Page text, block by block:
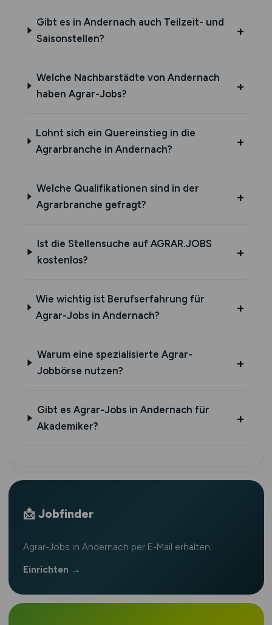
Gibt es in Andernach auch Teilzeit- und
Saisonstellen?
Welche Nachbarstädte von Andernach
haben Agrar-Jobs?
Lohnt sich ein Quereinstieg in die
Agrarbranche in Andernach?
Welche Qualifikationen sind in der
Agrarbranche gefragt?
Ist die Stellensuche auf AGRAR.JOBS
kostenlos?
Wie wichtig ist Berufserfahrung für
Agrar-Jobs in Andernach?
Warum eine spezialisierte Agrar-
Jobbörse nutzen?
Gibt es Agrar-Jobs in Andernach für
Akademiker?
📩 Jobfinder
Agrar-Jobs in Andernach per E-Mail erhalten.
Einrichten →